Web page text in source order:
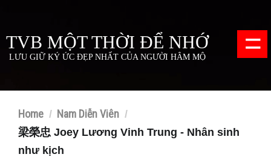
TVB MỘT THỜI ĐỂ NHỚ
LƯU GIỮ KÝ ỨC ĐẸP NHẤT CỦA NGƯỜI HÂM MỘ =
Home / Nam Diễn Viên /
梁榮忠 Joey Lương Vinh Trung - Nhân sinh
như kịch